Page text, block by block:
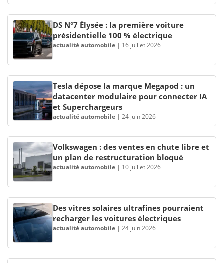
DS N°7 Élysée : la première voiture
présidentielle 100 % électrique
actualité automobile | 16 juillet 2026
Tesla dépose la marque Megapod : un
datacenter modulaire pour connecter IA
et Superchargeurs
actualité automobile | 24 juin 2026
Volkswagen : des ventes en chute libre et
un plan de restructuration bloqué
actualité automobile | 10 juillet 2026
Des vitres solaires ultrafines pourraient
recharger les voitures électriques
actualité automobile | 24 juin 2026